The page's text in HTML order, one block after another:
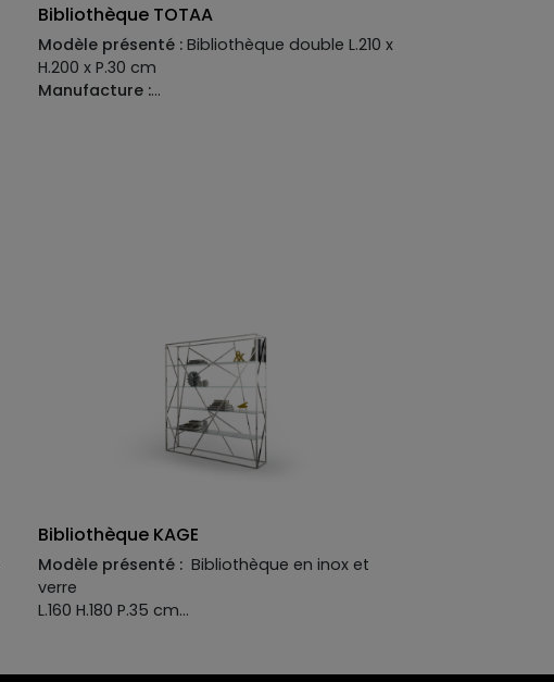
Bibliothèque TOTAA
Modèle présenté :Bibliothèque double L.210 x
H.200 x P.30 cm
Manufacture :
Bibliothèque KAGE
Modèle présenté :Bibliothèque en inox et
verre
L.160 H.180 P.35 cm